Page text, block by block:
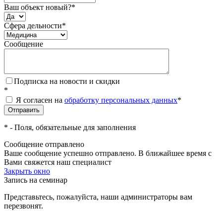
Ваш объект новый?*
Сфера дельности*
Сообщение
Подписка на новости и скидки
*
Я согласен на обработку персональных данных*
* - Поля, обязательные для заполнения
Сообщение отправлено
Ваше сообщение успешно отправлено. В ближайшее время с
Вами свяжется наш специалист
Закрыть окно
Запись на семинар
Представьтесь, пожалуйста, наши администраторы вам
перезвонят.